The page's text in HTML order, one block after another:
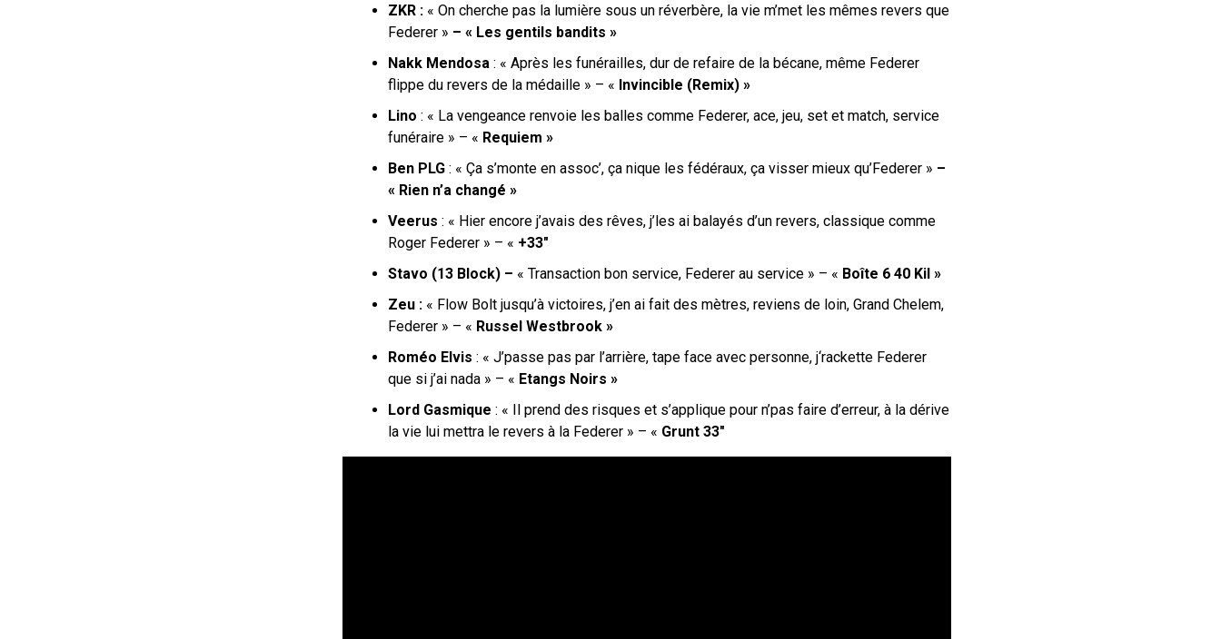
ZKR : « On cherche pas la lumière sous un réverbère, la vie m’met les mêmes revers que
Federer » – « Les gentils bandits »
Nakk Mendosa : « Après les funérailles, dur de refaire de la bécane, même Federer
flippe du revers de la médaille » – « Invincible (Remix) »
Lino : « La vengeance renvoie les balles comme Federer, ace, jeu, set et match, service
funéraire » – « Requiem »
Ben PLG : « Ça s’monte en assoc’, ça nique les fédéraux, ça visser mieux qu’Federer » –
« Rien n’a changé »
Veerus : « Hier encore j’avais des rêves, j’les ai balayés d’un revers, classique comme
Roger Federer » – « +33″
Stavo (13 Block) – « Transaction bon service, Federer au service » – « Boîte 6 40 Kil »
Zeu : « Flow Bolt jusqu’à victoires, j’en ai fait des mètres, reviens de loin, Grand Chelem,
Federer » – « Russel Westbrook »
Roméo Elvis : « J’passe pas par l’arrière, tape face avec personne, j‘rackette Federer
que si j’ai nada » – « Etangs Noirs »
Lord Gasmique : « Il prend des risques et s’applique pour n’pas faire d’erreur, à la dérive
la vie lui mettra le revers à la Federer » – « Grunt 33″